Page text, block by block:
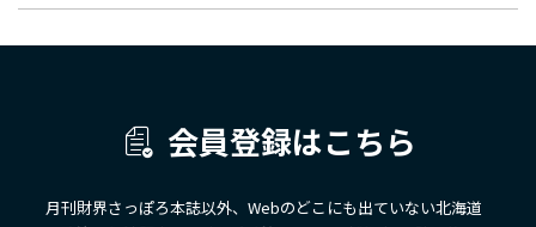
会員登録はこちら
月刊財界さっぽろ本誌以外、Webのどこにも出ていない北海道